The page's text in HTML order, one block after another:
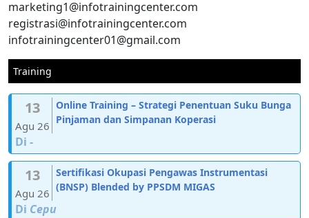
marketing1@infotrainingcenter.com
registrasi@infotrainingcenter.com
infotrainingcenter01@gmail.com
Training
13
Agu 26
Online Training – Strategi Penentuan Suku Bunga
Pinjaman dan Simpanan Koperasi
Di -
13
Agu 26
Sertifikasi Okupasi Pengawas Instrumentasi
(BNSP) Blended by PPSDM MIGAS
Di Cepu